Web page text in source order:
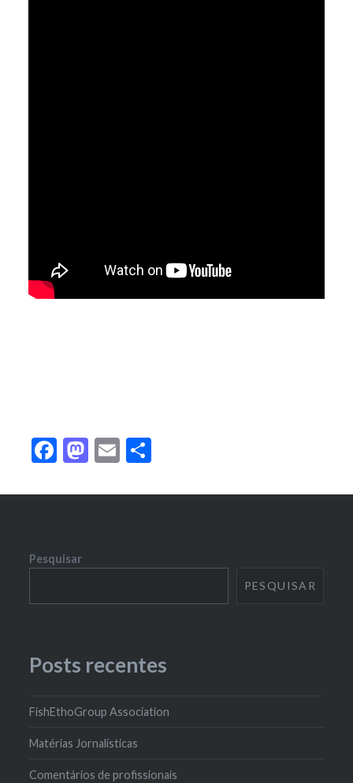
Facebook
Mastodon
EmailShare
Pesquisar
PESQUISAR
Posts recentes
FishEthoGroup Association
Matérias Jornalísticas
Comentários de profissionais